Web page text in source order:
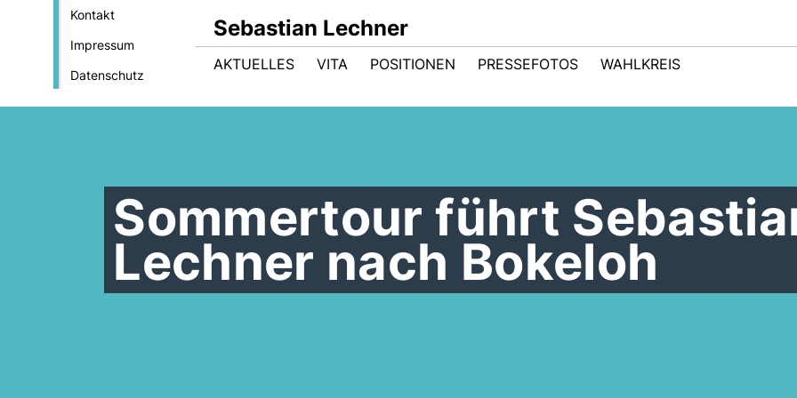
Kontakt
Impressum
Datenschutz
Sebastian Lechner
AKTUELLES VITA POSITIONEN PRESSEFOTOS WAHLKREIS
Sommertour führt
Lechner nach Bokeloh